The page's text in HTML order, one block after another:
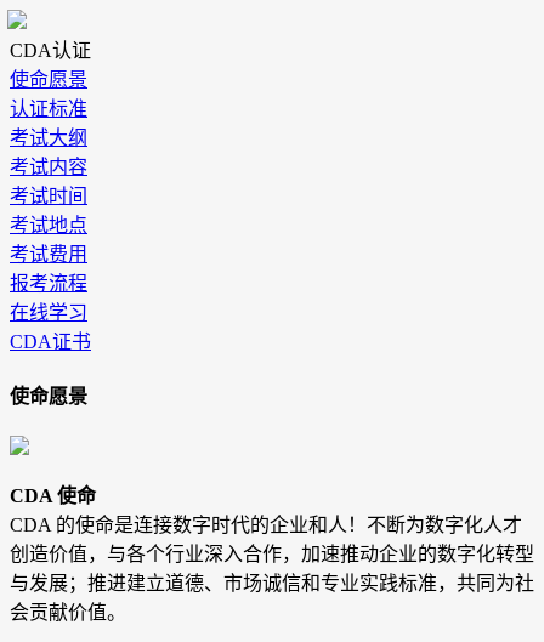
CDA认证
使命愿景
认证标准
考试大纲
考试内容
考试时间
考试地点
考试费用
报考流程
在线学习
CDA证书
使命愿景
CDA 使命
CDA 的使命是连接数字时代的企业和人！不断为数字化人才
创造价值，与各个行业深入合作，加速推动企业的数字化转型
与发展；推进建立道德、市场诚信和专业实践标准，共同为社
会贡献价值。